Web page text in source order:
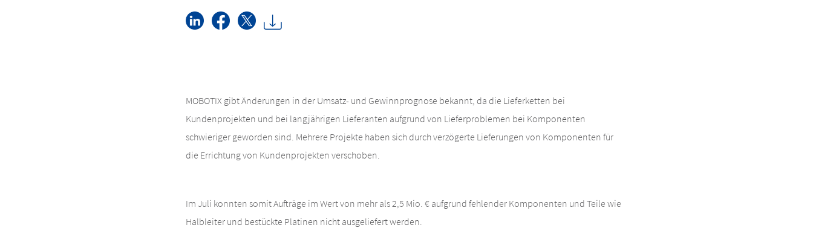
MOBOTIX gibt Änderungen in der Umsatz- und Gewinnprognose bekannt, da die Lieferketten bei
Kundenprojekten und bei langjährigen Lieferanten aufgrund von Lieferproblemen bei Komponenten
schwieriger geworden sind. Mehrere Projekte haben sich durch verzögerte Lieferungen von Komponenten für
die Errichtung von Kundenprojekten verschoben.
Im Juli konnten somit Aufträge im Wert von mehr als 2,5 Mio. € aufgrund fehlender Komponenten und Teile wie
Halbleiter und bestückte Platinen nicht ausgeliefert werden.